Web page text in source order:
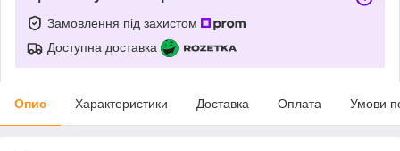
Замовлення під захистом
Доступна доставка
Опис Характеристики Доставка Оплата Умови